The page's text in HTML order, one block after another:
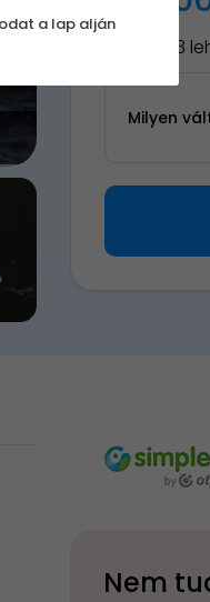
Válassz 3
Milyen
Nem
a lap alján